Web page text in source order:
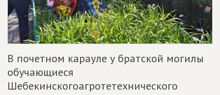
В почетном карауле у братской могилы
обучающиеся
Шебекинскогоагротетехнического